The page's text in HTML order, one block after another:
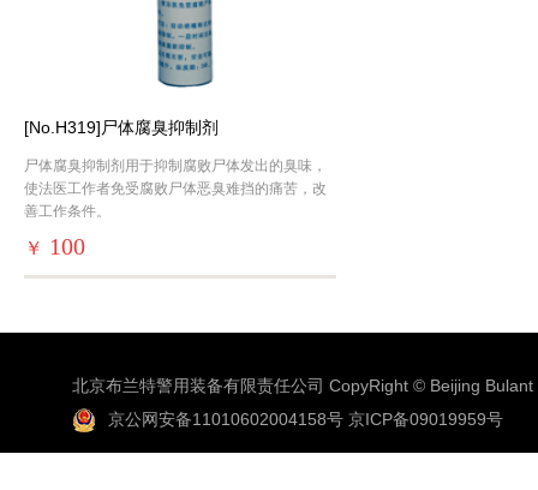
[No.H319]尸体腐臭抑制剂
尸体腐臭抑制剂用于抑制腐败尸体发出的臭味，
使法医工作者免受腐败尸体恶臭难挡的痛苦，改
善工作条件。
￥ 100
北京布兰特警用装备有限责任公司 CopyRight © Beijing Bulant
京公网安备11010602004158号 京ICP备09019959号